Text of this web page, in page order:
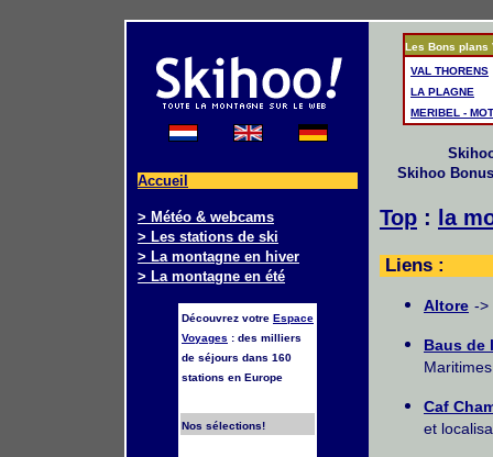
Accueil
> Météo & webcams
> Les stations de ski
> La montagne en hiver
> La montagne en été
Découvrez votre Espace
Voyages : des milliers
de séjours dans 160
stations en Europe
Nos sélections!
Les Bons plans
VAL THORENS
LA PLAGNE
MERIBEL -
Skihoo Bonus
Top : la
Liens :
Altore ->
Baus de
Maritimes
Caf
et